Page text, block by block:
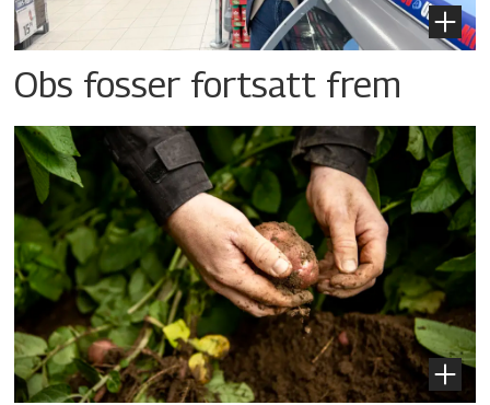
Obs fosser fortsatt frem